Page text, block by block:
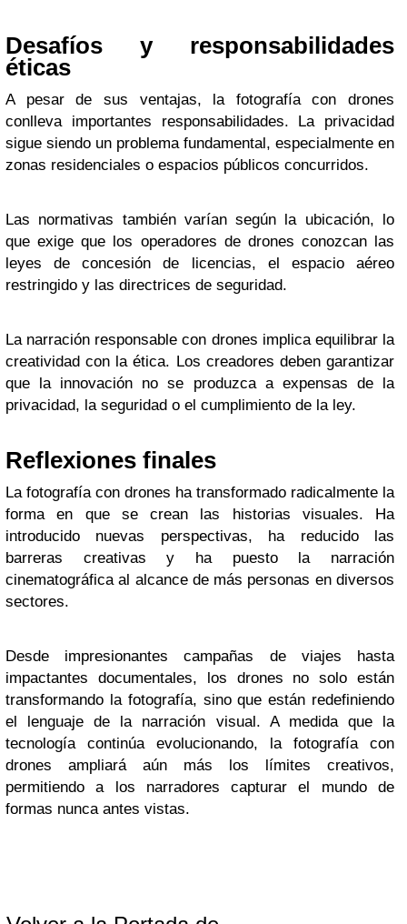
Desafíos y responsabilidades
éticas
A pesar de sus ventajas, la fotografía con drones
conlleva importantes responsabilidades. La privacidad
sigue siendo un problema fundamental, especialmente en
zonas residenciales o espacios públicos concurridos.
Las normativas también varían según la ubicación, lo
que exige que los operadores de drones conozcan las
leyes de concesión de licencias, el espacio aéreo
restringido y las directrices de seguridad.
La narración responsable con drones implica equilibrar la
creatividad con la ética. Los creadores deben garantizar
que la innovación no se produzca a expensas de la
privacidad, la seguridad o el cumplimiento de la ley.
Reflexiones finales
La fotografía con drones ha transformado radicalmente la
forma en que se crean las historias visuales. Ha
introducido nuevas perspectivas, ha reducido las
barreras creativas y ha puesto la narración
cinematográfica al alcance de más personas en diversos
sectores.
Desde impresionantes campañas de viajes hasta
impactantes documentales, los drones no solo están
transformando la fotografía, sino que están redefiniendo
el lenguaje de la narración visual. A medida que la
tecnología continúa evolucionando, la fotografía con
drones ampliará aún más los límites creativos,
permitiendo a los narradores capturar el mundo de
formas nunca antes vistas.